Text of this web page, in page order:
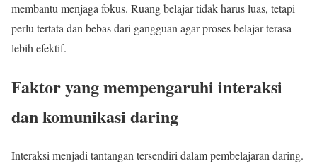
membantu menjaga fokus. Ruang belajar tidak harus luas, tetapi
perlu tertata dan bebas dari gangguan agar proses belajar terasa
lebih efektif.
Faktor yang mempengaruhi interaksi
dan komunikasi daring
Interaksi menjadi tantangan tersendiri dalam pembelajaran daring.